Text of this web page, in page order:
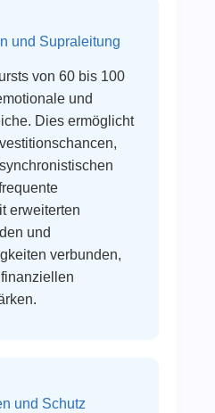
und Supraleitung
von 60 bis 100
und
Dies ermöglicht
erweiterten
und
verbunden,
und Schutz